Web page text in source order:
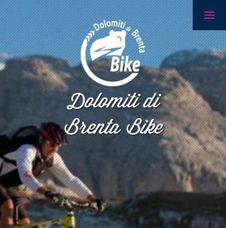
Dolomiti di
Brenta Bike